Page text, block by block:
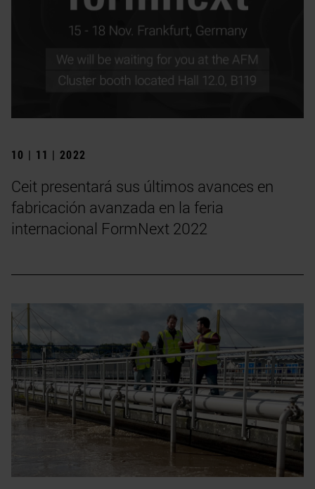
10 | 11 | 2022
Ceit presentará sus últimos avances en
fabricación avanzada en la feria
internacional FormNext 2022